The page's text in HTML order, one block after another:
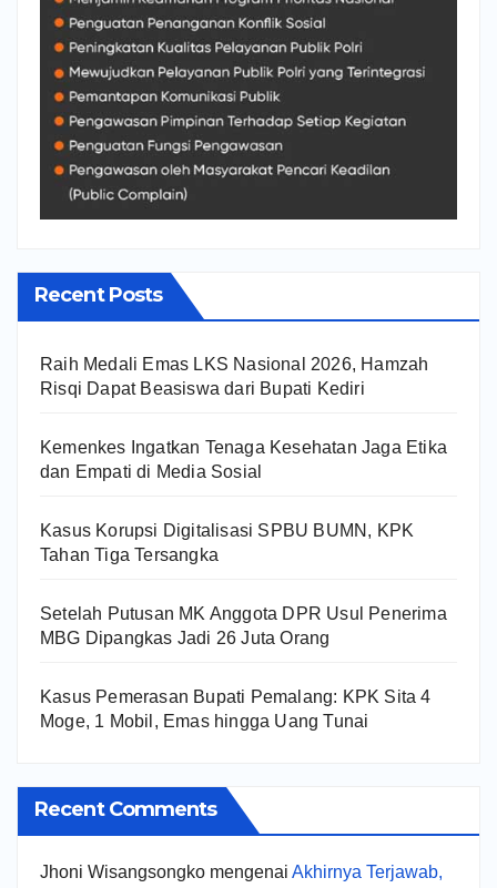
Recent Posts
Raih Medali Emas LKS Nasional 2026, Hamzah
Risqi Dapat Beasiswa dari Bupati Kediri
Kemenkes Ingatkan Tenaga Kesehatan Jaga Etika
dan Empati di Media Sosial
Kasus Korupsi Digitalisasi SPBU BUMN, KPK
Tahan Tiga Tersangka
Setelah Putusan MK Anggota DPR Usul Penerima
MBG Dipangkas Jadi 26 Juta Orang
Kasus Pemerasan Bupati Pemalang: KPK Sita 4
Moge, 1 Mobil, Emas hingga Uang Tunai
Recent Comments
Jhoni Wisangsongko mengenai Akhirnya Terjawab,